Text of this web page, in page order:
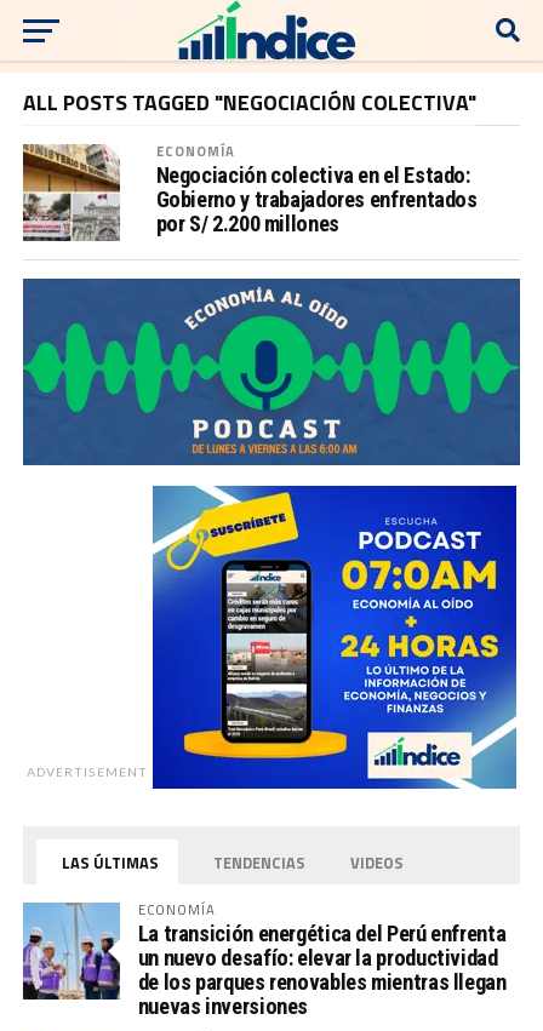
ALL POSTS TAGGED "NEGOCIACIÓN COLECTIVA"
ECONOMÍA
Negociación colectiva en el Estado:
Gobierno y trabajadores enfrentados
por S/ 2.200 millones
ADVERTISEMENT
LAS ÚLTIMAS TENDENCIAS VIDEOS
ECONOMÍA
La transición energética del Perú enfrenta
un nuevo desafío: elevar la productividad
de los parques renovables mientras llegan
nuevas inversiones